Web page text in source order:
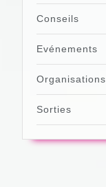
Conseils
Evénements
Organisations
Sorties